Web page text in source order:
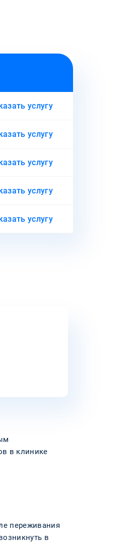
услугу
услугу
услугу
услугу
услугу
в клинике
переживания
в